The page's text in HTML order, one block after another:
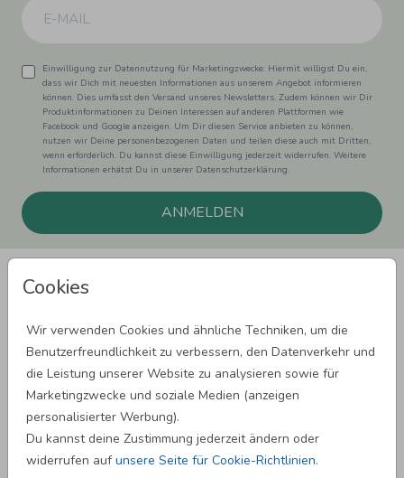
Cookies
Wir verwenden Cookies und ähnliche Techniken, um die
Benutzerfreundlichkeit zu verbessern, den Datenverkehr und
die Leistung unserer Website zu analysieren sowie für
Marketingzwecke und soziale Medien (anzeigen
personalisierter Werbung).
Du kannst deine Zustimmung jederzeit ändern oder
widerrufen aufunsere Seite für Cookie-Richtlinien.
Einwilligung zur Datennutzung für Marketingzwecke: Hiermit willigst Du ein,
dass wir Dich mit neuesten Informationen aus unserem Angebot informieren
können. Dies umfasst den Versand unseres Newsletters. Zudem können wir Dir
Produktinformationen zu Deinen Interessen auf anderen Plattformen wie
Facebook und Google anzeigen. Um Dir diesen Service anbieten zu können,
nutzen wir Deine personenbezogenen Daten und teilen diese auch mit Dritten,
wenn erforderlich. Du kannst diese Einwilligung jederzeit widerrufen. Weitere
Informationen erhätst Du in unserer Datenschutzerklärung.
ANMELDEN
SPRÜCHE ZUM GEBURTSTAG
SPRÜCHE ZUR HOCHZEIT